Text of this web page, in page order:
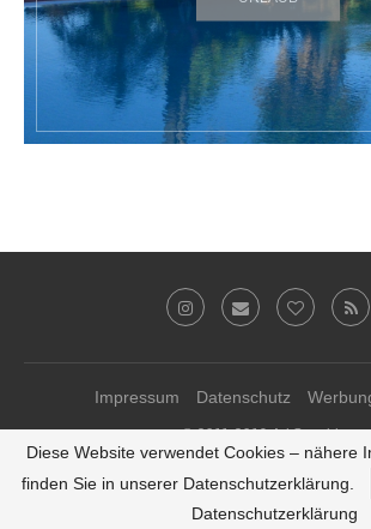
Impressum Datenschutz
© 2011-2019 Ari Sunshine
Theme-Anpassungen von
ZURÜCK ZUM SEITENANFANG
Diese Website verwendet Cookies – nähere
finden Sie in unserer Datenschutzerklärung.
Datenschutzerklärung